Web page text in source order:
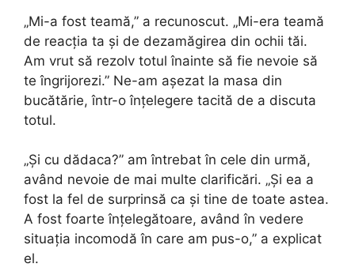
„Mi-a fost teamă,” a recunoscut. „Mi-era teamă
de reacția ta și de dezamăgirea din ochii tăi.
Am vrut să rezolv totul înainte să fie nevoie să
te îngrijorezi.” Ne-am așezat la masa din
bucătărie, într-o înțelegere tacită de a discuta
totul.
„Și cu dădaca?” am întrebat în cele din urmă,
având nevoie de mai multe clarificări. „Și ea a
fost la fel de surprinsă ca și tine de toate astea.
A fost foarte înțelegătoare, având în vedere
situația incomodă în care am pus-o,” a explicat
el.